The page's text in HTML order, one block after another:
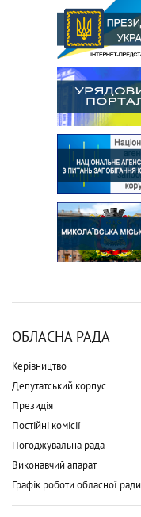
ОБЛАСНА РАДА
Керівництво
Депутатський корпус
Президія
Постійні комісії
Погоджувальна рада
Виконавчий апарат
Графік роботи обласної ради